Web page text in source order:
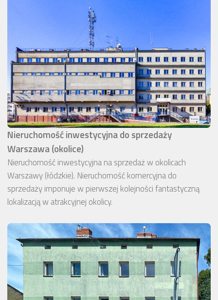
Nieruchomość inwestycyjna do sprzedaży
Warszawa (okolice)
Nieruchomość inwestycyjna na sprzedaż w okolicach
Warszawy (łódzkie). Nieruchomość komercyjna do
sprzedaży imponuje w pierwszej kolejności fantastyczną
lokalizacją w atrakcyjnej okolicy.